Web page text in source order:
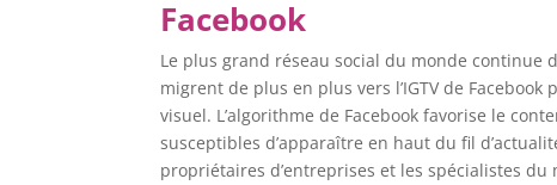
Facebook
Le plus grand réseau social du monde continue
migrent de plus en plus vers l’IGTV de
visuel. L’algorithme de Facebook favorise le
susceptibles d’apparaître en haut du fil
propriétaires d’entreprises et les spécialistes